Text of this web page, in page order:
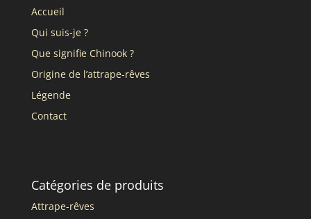
Accueil
Qui suis-je ?
Que signifie Chinook ?
Origine de l’attrape-rêves
Légende
Contact
Catégories de produits
Attrape-rêves